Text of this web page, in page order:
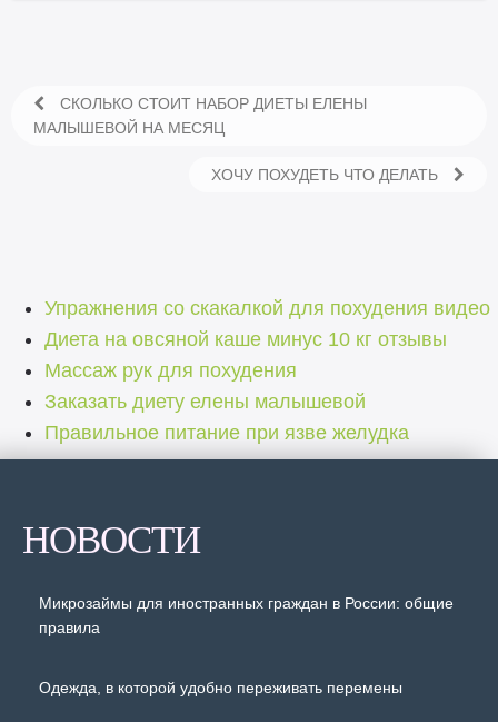
СКОЛЬКО СТОИТ НАБОР ДИЕТЫ ЕЛЕНЫ
МАЛЫШЕВОЙ НА МЕСЯЦ
ХОЧУ ПОХУДЕТЬ ЧТО ДЕЛАТЬ
Упражнения со скакалкой для похудения видео
Диета на овсяной каше минус 10 кг отзывы
Массаж рук для похудения
Заказать диету елены малышевой
Правильное питание при язве желудка
НОВОСТИ
Микрозаймы для иностранных граждан в России: общие
правила
Одежда, в которой удобно переживать перемены